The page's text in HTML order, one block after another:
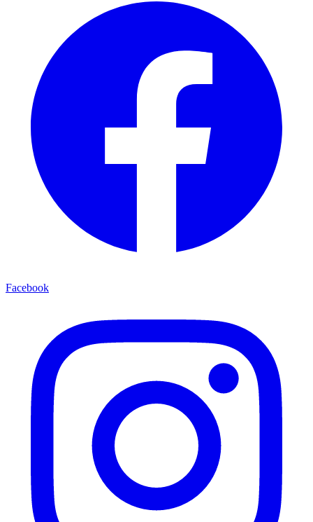
Facebook